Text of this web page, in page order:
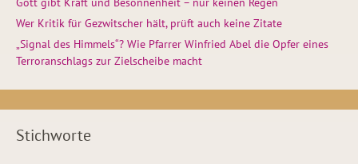
Wer Kritik für Gezwitscher hält, prüft auch keine Zitate
„Signal des Himmels“? Wie Pfarrer Winfried Abel die Opfer eines
Terroranschlags zur Zielscheibe macht
Stichworte